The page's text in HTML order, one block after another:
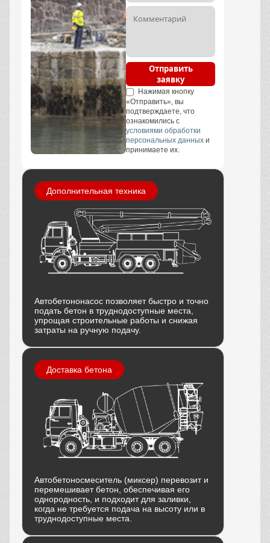
Отправить
заявку
Нажимая кнопку
«Отправить», вы
подтверждаете, что
ознакомились с
условиями обработки
персональных данных и
принимаете их.
Дополнительная техника
Автобетононасос позволяет быстро и точно
подать бетон в труднодоступные места,
упрощая строительные работы и снижая
затраты на ручную подачу.
Доставка бетона
Автобетоносмеситель (миксер) перевозит и
перемешивает бетон, обеспечивая его
однородность, и подходит для заливки,
когда не требуется подача на высоту или в
труднодоступные места.